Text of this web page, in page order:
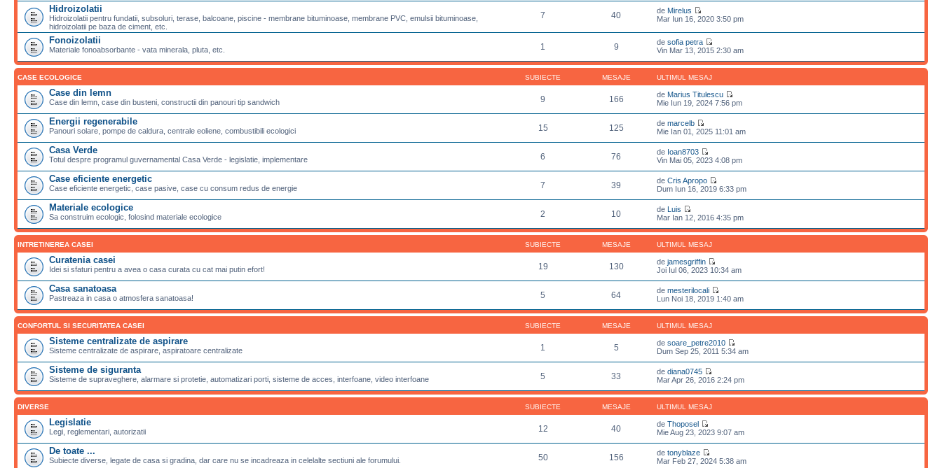
Hidroizolatii
Hidroizolatii pentru fundatii, subsoluri, terase, balcoane, piscine - membrane bituminoase, membrane PVC, emulsii bituminoase,
hidroizolatii pe baza de ciment, etc.
7 40 de Mirelus
Mar Iun 16, 2020 3:50 pm
Fonoizolatii
Materiale fonoabsorbante - vata minerala, pluta, etc. 1 9 desofia petra
Vin Mar 13, 2015 2:30 am
CASE ECOLOGICE SUBIECTE MESAJE ULTIMUL MESAJ
Case din lemn
Case din lemn, case din busteni, constructii din panouri tip sandwich 9 166 de Marius Titulescu
Mie Iun 19, 2024 7:56 pm
Energii regenerabile
Panouri solare, pompe de caldura, centrale eoliene, combustibili ecologici 15 125 demarcelb
Mie Ian 01, 2025 11:01 am
Casa Verde
Totul despre programul guvernamental Casa Verde - legislatie, implementare 6 76 de Ioan8703
Vin Mai 05, 2023 4:08 pm
Case eficiente energetic
Case eficiente energetic, case pasive, case cu consum redus de energie 7 39 deCris Apropo
Dum Iun 16, 2019 6:33 pm
Materiale ecologice
Sa construim ecologic, folosind materiale ecologice 2 10 de Luis
Mar Ian 12, 2016 4:35 pm
INTRETINEREA CASEI SUBIECTE MESAJE ULTIMUL MESAJ
Curatenia casei
Idei si sfaturi pentru a avea o casa curata cu cat mai putin efort! 19 130 dejamesgriffin
Joi Iul 06, 2023 10:34 am
Casa sanatoasa
Pastreaza in casa o atmosfera sanatoasa! 5 64 demesterilocali
Lun Noi 18, 2019 1:40 am
CONFORTUL SI SECURITATEA CASEI SUBIECTE MESAJE ULTIMUL MESAJ
Sisteme centralizate de aspirare
Sisteme centralizate de aspirare, aspiratoare centralizate 1 5 desoare_petre2010
Dum Sep 25, 2011 5:34 am
Sisteme de siguranta
Sisteme de supraveghere, alarmare si protetie, automatizari porti, sisteme de acces, interfoane, video interfoane 5 33 dediana0745
Mar Apr 26, 2016 2:24 pm
DIVERSE SUBIECTE MESAJE ULTIMUL MESAJ
Legislatie
Legi, reglementari, autorizatii 12 40 deThoposel
Mie Aug 23, 2023 9:07 am
De toate ...
Subiecte diverse, legate de casa si gradina, dar care nu se incadreaza in celelalte sectiuni ale forumului. 50 156 detonyblaze
Mar Feb 27, 2024 5:38 am